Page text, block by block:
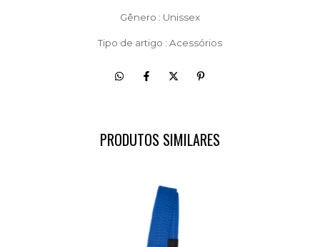
Gênero : Unissex
Tipo de artigo : Acessórios
PRODUTOS SIMILARES